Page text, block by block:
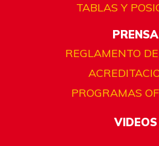
TABLAS Y
PRENSA
REGLAMENTO
PROGRAMAS
VIDEOS